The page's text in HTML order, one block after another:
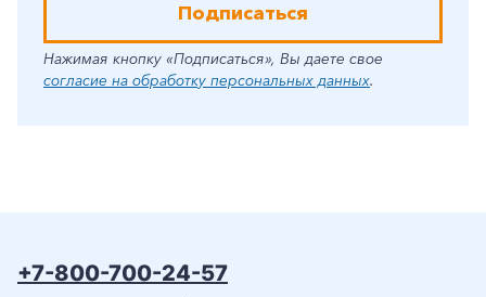
Подписаться
Нажимая кнопку «Подписаться», Вы даете свое
согласие на обработку персональных данных.
+7-800-700-24-57